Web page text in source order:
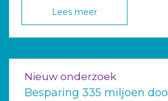
Lees meer
Nieuw onderzoek
Besparing 335 miljoen